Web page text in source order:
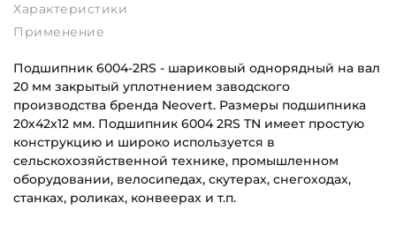
Характеристики
Применение
Подшипник 6004-2RS - шариковый однорядный на вал
20 мм закрытый уплотнением заводского
производства бренда Neovert. Размеры подшипника
20х42х12 мм. Подшипник 6004 2RS TN имеет простую
конструкцию и широко используется в
сельскохозяйственной технике, промышленном
оборудовании, велосипедах, скутерах, снегоходах,
станках, роликах, конвеерах и т.п.